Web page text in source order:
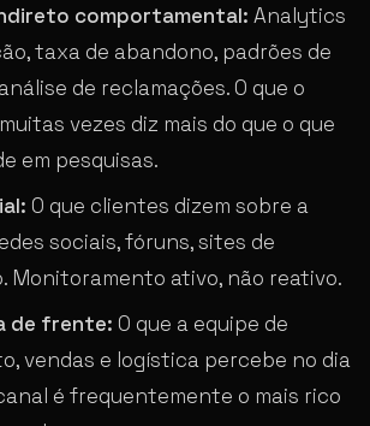
comportamental: Analytics
taxa de abandono, padrões de
de reclamações. O que o
vezes diz mais do que o que
em pesquisas.
O que clientes dizem sobre a
sociais, fóruns, sites de
Monitoramento ativo, não reativo.
de frente: O que a equipe de
vendas e logística percebe no dia
é frequentemente o mais rico